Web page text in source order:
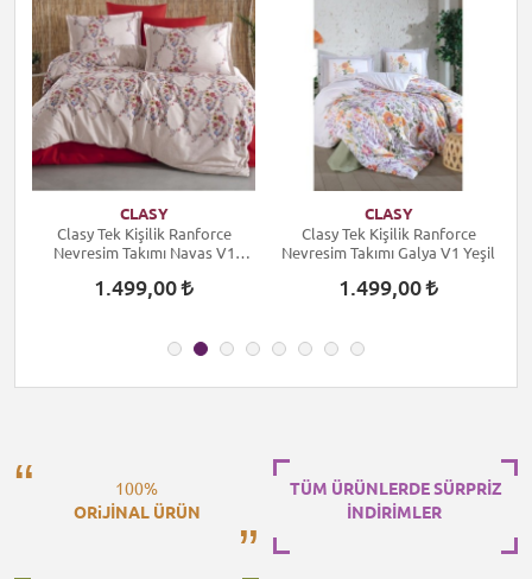
CLASY
Clasy Tek Kişilik Ranforce
Nevresim Takımı Navas V1
1.499,00
CLASY
Clasy Tek Kişilik Ranforce
Nevresim Takımı Galya V1 Yeşil
1.499,00
100%
ORiJİNAL ÜRÜN
TÜM ÜRÜNLERDE SÜRPRİZ
İNDİRİMLER